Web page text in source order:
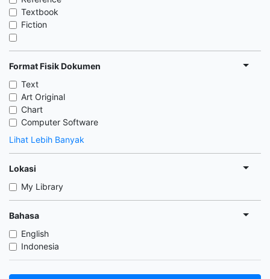
Textbook
Fiction
Format Fisik Dokumen
Text
Art Original
Chart
Computer Software
Lihat Lebih Banyak
Lokasi
My Library
Bahasa
English
Indonesia